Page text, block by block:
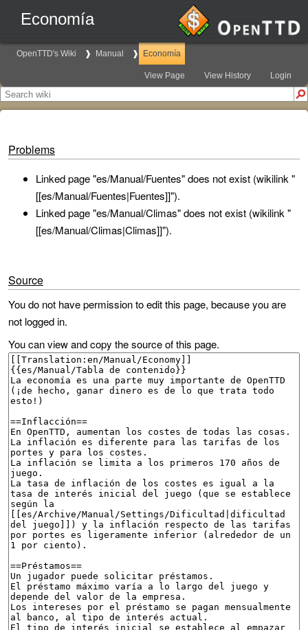
Economía
OpenTTD's Wiki Manual Economía
View Page View History Login
Problems
Linked page "es/Manual/Fuentes" does not exist (wikilink "
[[es/Manual/Fuentes|Fuentes]]").
Linked page "es/Manual/Climas" does not exist (wikilink "
[[es/Manual/Climas|Climas]]").
Source
You do not have permission to edit this page, because you are
not logged in.
You can view and copy the source of this page.